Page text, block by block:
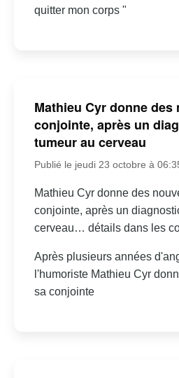
quitter mon corps "
Mathieu Cyr donne des
conjointe, après un
tumeur au cerveau
Publié le jeudi 23 octobre à
Mathieu Cyr donne des
conjointe, après un
cerveau… détails dans les
Après plusieurs années
l'humoriste Mathieu Cyr
sa conjointe